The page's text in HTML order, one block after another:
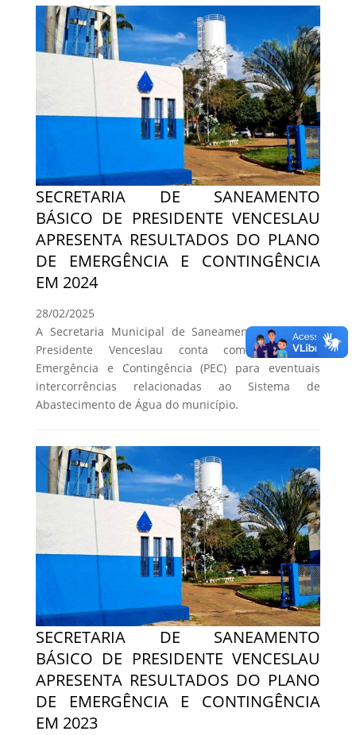
SECRETARIA DE SANEAMENTO
BÁSICO DE PRESIDENTE VENCESLAU
APRESENTA RESULTADOS DO PLANO
DE EMERGÊNCIA E CONTINGÊNCIA
EM 2024
28/02/2025
A Secretaria Municipal de Saneamento Básico de
Presidente Venceslau conta com Plano de
Emergência e Contingência (PEC) para eventuais
intercorrências relacionadas ao Sistema de
Abastecimento de Água do município.
SECRETARIA DE SANEAMENTO
BÁSICO DE PRESIDENTE VENCESLAU
APRESENTA RESULTADOS DO PLANO
DE EMERGÊNCIA E CONTINGÊNCIA
EM 2023